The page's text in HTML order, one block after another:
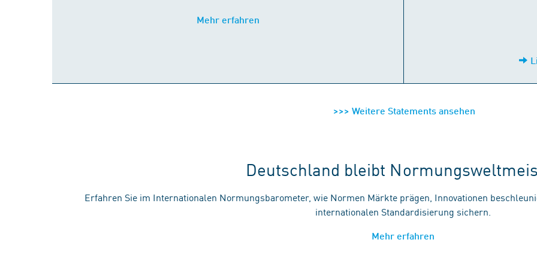
Mehr erfahren
>>> Weitere Statements ansehen
Deutschland bleibt
Erfahren Sie im Internationalen Normungsbarometer, wie Normen Märkte prägen, Innovationen
internationalen Standardisierung sichern.
Mehr erfahren